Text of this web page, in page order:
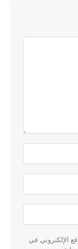
الإلكتروني في